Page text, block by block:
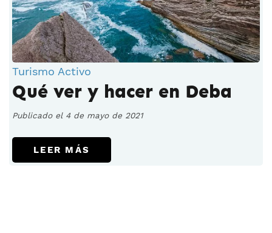
Turismo Activo
Qué ver y hacer en Deba
Publicado el 4 de mayo de 2021
LEER MÁS